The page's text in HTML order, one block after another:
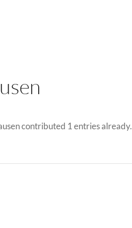
contributed 1 entries already.